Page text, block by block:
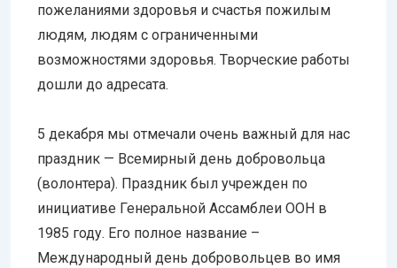
пожеланиями здоровья и счастья пожилым
людям, людям с ограниченными
возможностями здоровья. Творческие работы
дошли до адресата.
5 декабря мы отмечали очень важный для нас
праздник — Всемирный день добровольца
(волонтера). Праздник был учрежден по
инициативе Генеральной Ассамблеи ООН в
1985 году. Его полное название –
Международный день добровольцев во имя